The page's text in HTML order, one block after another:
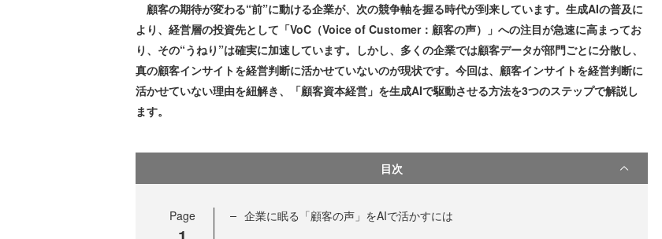
顧客の期待が変わる“前”に動ける企業が、次の競争軸を握る時代が到来しています。生成AIの普及に
より、経営層の投資先として「VoC（Voice of Customer：顧客の声）」への注目が急速に高まってお
り、その“うねり”は確実に加速しています。しかし、多くの企業では顧客データが部門ごとに分散し、
真の顧客インサイトを経営判断に活かせていないのが現状です。今回は、顧客インサイトを経営判断に
活かせていない理由を紐解き、「顧客資本経営」を生成AIで駆動させる方法を3つのステップで解説し
ます。
目次
Page 企業に眠る「顧客の声」をAIで活かすには